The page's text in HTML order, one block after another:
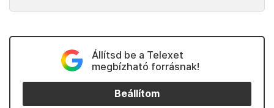
Állítsd be a Telexet
megbízható forrásnak!
Beállítom